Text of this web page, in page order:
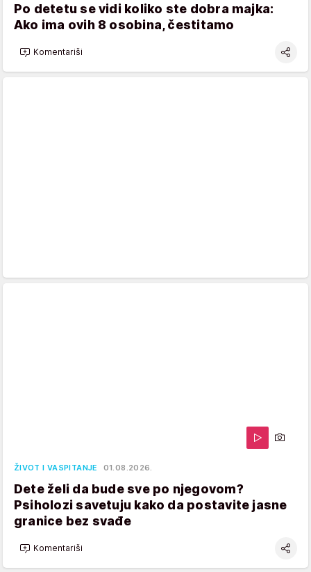
Po detetu se vidi koliko ste dobra majka:
Ako ima ovih 8 osobina, čestitamo
Komentariši
ŽIVOT I VASPITANJE 01.08.2026.
Dete želi da bude sve po njegovom?
Psiholozi savetuju kako da postavite jasne
granice bez svađe
Komentariši